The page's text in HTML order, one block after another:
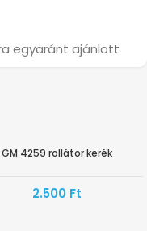
egyaránt ajánlott
GM 4259 rollátor kerék
2.500 Ft